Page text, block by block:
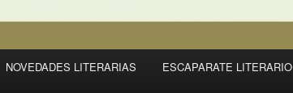
NOVEDADES LITERARIAS ESCAPARATE LITERARIO